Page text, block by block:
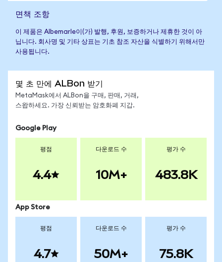
면책 조항
이 제품은 Albemarle이(가) 발행, 후원, 보증하거나 제휴한 것이 아
닙니다. 회사명 및 기타 상표는 기초 참조 자산을 식별하기 위해서만
사용됩니다.
몇 초 만에 ALBon 받기
MetaMask에서 ALBon을 구매, 판매, 거래,
스왑하세요. 가장 신뢰받는 암호화폐 지갑.
Google Play
평점
4.4
다운로드 수
10M+
평가 수
483.8K
App Store
평점
4.7
다운로드 수
50M+
평가 수
75.8K